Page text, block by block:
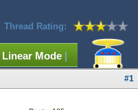
Thread Rating:
Linear Mode |
#1